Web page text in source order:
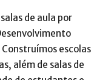
de aula por
escolas
além de salas de